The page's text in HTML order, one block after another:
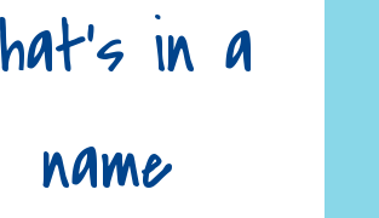
in a
name